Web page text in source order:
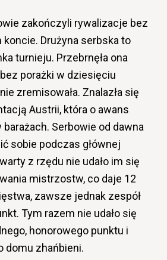
zakończyli rywalizacje bez
Drużyna serbska to
turnieju. Przebrnęła ona
porażki w dziesięciu
zremisowała. Znalazła się
Austrii, która o awans
barażach. Serbowie od dawna
sobie podczas głównej
z rzędu nie udało im się
mistrzostw, co daje 12
zawsze jednak zespół
Tym razem nie udało się
honorowego punktu i
domu zhańbieni.